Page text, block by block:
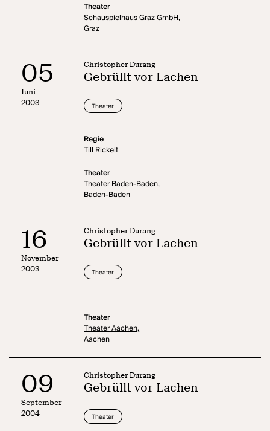
Theater
Schauspielhaus Graz GmbH,
Graz
05
Juni
2003
Christopher Durang
Gebrüllt vor Lachen
Theater
Regie
Till Rickelt
Theater
Theater Baden-Baden,
Baden-Baden
16
November
2003
Christopher Durang
Gebrüllt vor Lachen
Theater
Theater
Theater Aachen,
Aachen
09
September
2004
Christopher Durang
Gebrüllt vor Lachen
Theater